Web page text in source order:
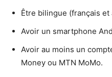
Être bilingue (français
Avoir un smartphone
Avoir au moins un
Money ou MTN MoMo.